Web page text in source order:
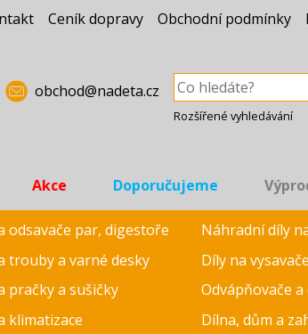
Ceník dopravy Obchodní podmínky
obchod@nadeta.cz
Rozšířené vyhledávání
Akce Doporučujeme
odsavače par, digestoře Náhradní díly
trouby a varné desky Díly na vysavače
pračky a sušičky Odvápňovače
klimatizace Dílna, dům a